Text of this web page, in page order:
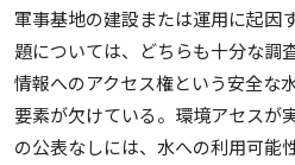
軍事基地の建設または運用に起因
題については、どちらも十分な調
情報へのアクセス権という安全な
要素が欠けている。環境アセスが
の公表なしには、水への利用可能